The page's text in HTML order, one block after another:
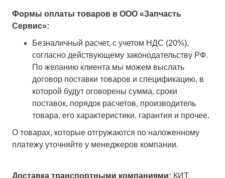
Формы оплаты товаров в ООО «Запчасть
Сервис»:
Безналичный расчет, с учетом НДС (20%),
согласно действующему законодательству РФ.
По желанию клиента мы можем выслать
договор поставки товаров и спецификацию, в
которой будут оговорены сумма, сроки
поставок, порядок расчетов, производитель
товара, его характеристики, гарантия и прочее.
О товарах, которые отгружаются по наложенному
платежу уточняйте у менеджеров компании.
Доставка транспортными компаниями: КИТ,